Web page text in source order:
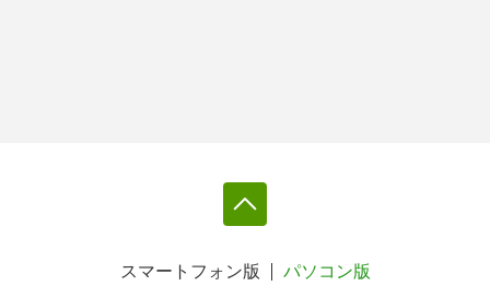
スマートフォン版 パソコン版